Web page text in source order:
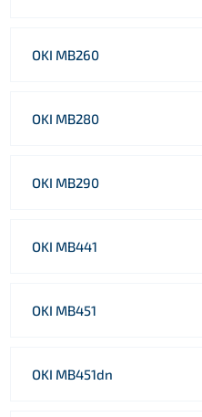
OKI MB260
OKI MB280
OKI MB290
OKI MB441
OKI MB451
OKI MB451dn